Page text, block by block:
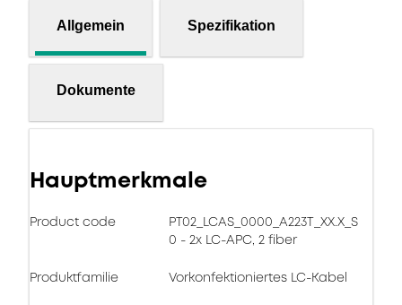
Allgemein Spezifikation
Dokumente
Hauptmerkmale
Product code
PT02_LCAS_0000_A223T_XX.X_S
0 - 2x LC-APC, 2 fiber
Produktfamilie Vorkonfektioniertes LC-Kabel